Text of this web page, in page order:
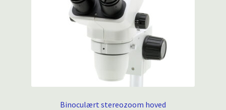
Binoculært stereozoom hoved